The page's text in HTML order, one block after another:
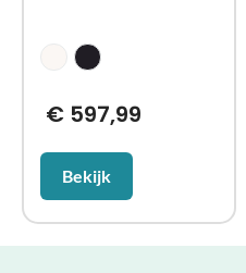
€597,99
Bekijk